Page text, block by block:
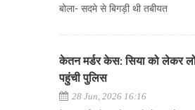
बोला- सदमे से बिगड़ी थी तबीयत
केतन मर्डर केस: सिया को लेकर
पहुंची पुलिस
28 Jun, 2026 16:16